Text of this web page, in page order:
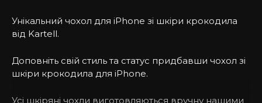
Унікальний чохол для iPhone зі шкіри крокодила
від Kartell.
Доповніть свій стиль та статус придбавши чохол зі
шкіри крокодила для iPhone.
Усі шкіряні чохли виготовляються вручну нашими